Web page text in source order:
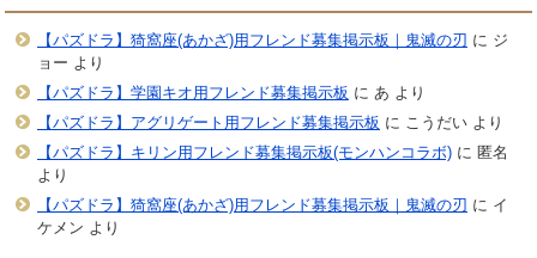
【パズドラ】猗窩座(あかざ)用フレンド募集掲示板｜鬼滅の刃 に ジ
ョー より
【パズドラ】学園キオ用フレンド募集掲示板 に あ より
【パズドラ】アグリゲート用フレンド募集掲示板 に こうだいより
【パズドラ】キリン用フレンド募集掲示板(モンハンコラボ)に 匿名
より
【パズドラ】猗窩座(あかざ)用フレンド募集掲示板｜鬼滅の刃 に イ
ケメン より